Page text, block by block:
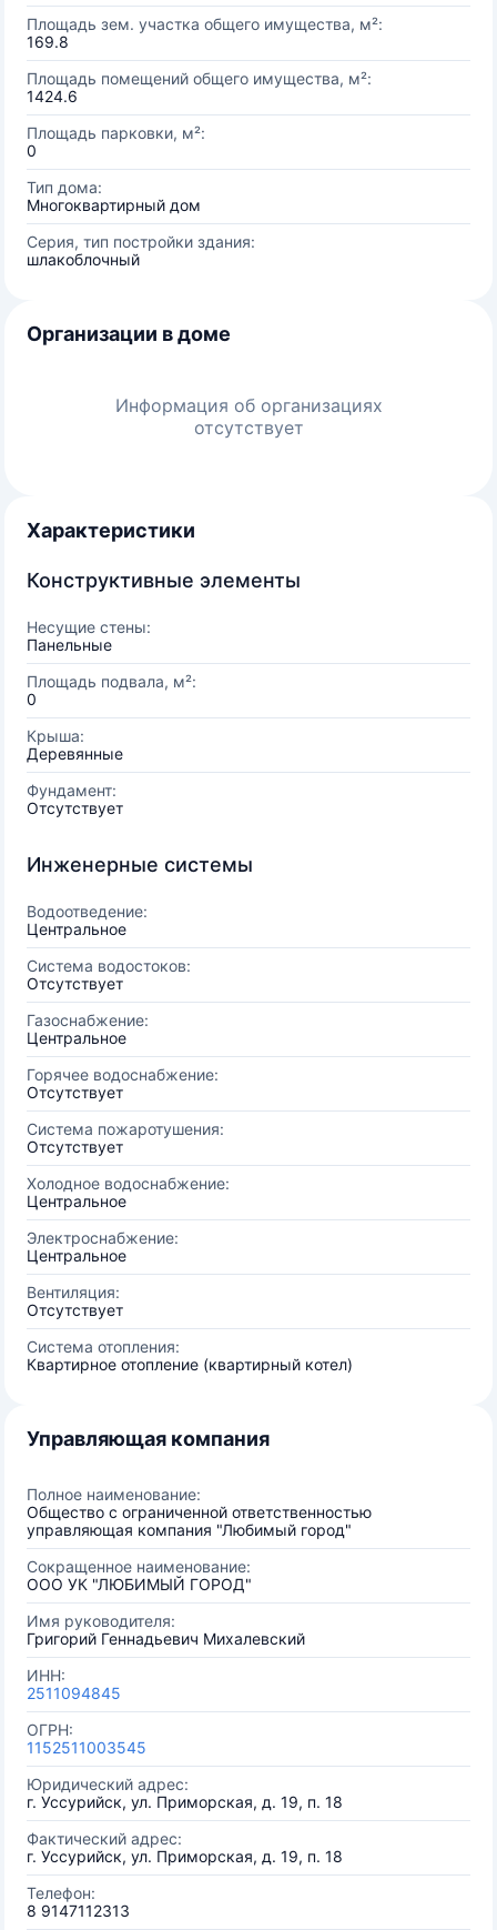
Площадь зем. участка общего имущества, м²:
169.8
Площадь помещений общего имущества, м²:
1424.6
Площадь парковки, м²:
0
Тип дома:
Многоквартирный дом
Серия, тип постройки здания:
шлакоблочный
Организации в доме
Информация об организациях
отсутствует
Характеристики
Конструктивные элементы
Несущие стены:
Панельные
Площадь подвала, м²:
0
Крыша:
Деревянные
Фундамент:
Отсутствует
Инженерные системы
Водоотведение:
Центральное
Система водостоков:
Отсутствует
Газоснабжение:
Центральное
Горячее водоснабжение:
Отсутствует
Система пожаротушения:
Отсутствует
Холодное водоснабжение:
Центральное
Электроснабжение:
Центральное
Вентиляция:
Отсутствует
Система отопления:
Квартирное отопление (квартирный котел)
Управляющая компания
Полное наименование:
Общество с ограниченной ответственностью
управляющая компания "Любимый город"
Сокращенное наименование:
ООО УК "ЛЮБИМЫЙ ГОРОД"
Имя руководителя:
Григорий Геннадьевич Михалевский
ИНН:
2511094845
ОГРН:
1152511003545
Юридический адрес:
г. Уссурийск, ул. Приморская, д. 19, п. 18
Фактический адрес:
г. Уссурийск, ул. Приморская, д. 19, п. 18
Телефон:
8 9147112313